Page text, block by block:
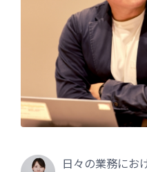
日々の業務にお